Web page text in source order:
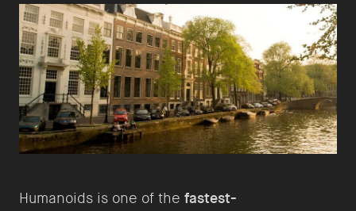
Humanoids is one of the fastest-